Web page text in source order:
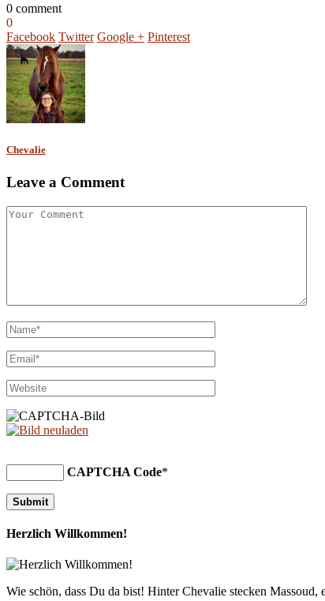
0 comment
0
Facebook Twitter Google + Pinterest
Chevalie
Leave a Comment
CAPTCHA Code*
Herzlich Willkommen!
Wie schön, dass Du da bist! Hinter Chevalie stecken